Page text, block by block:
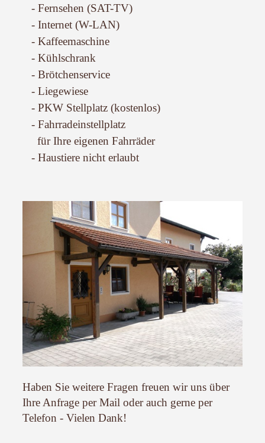
- Fernsehen (SAT-TV)
- Internet (W-LAN)
- Kaffeemaschine
- Kühlschrank
- Brötchenservice
- Liegewiese
- PKW Stellplatz (kostenlos)
- Fahrradeinstellplatz
für Ihre eigenen Fahrräder
- Haustiere nicht erlaubt
Haben Sie weitere Fragen freuen wir uns über
Ihre Anfrage per Mail oder auch gerne per
Telefon - Vielen Dank!